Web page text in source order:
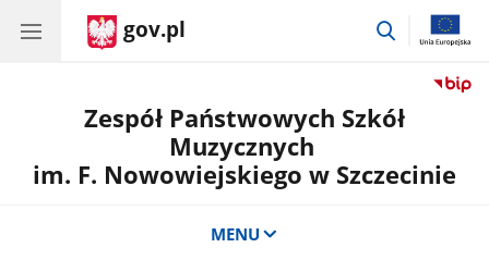
gov.pl
przejdź
Zespół Państwowych Szkół
Muzycznych
im. F. Nowowiejskiego w Szczecinie
MENU